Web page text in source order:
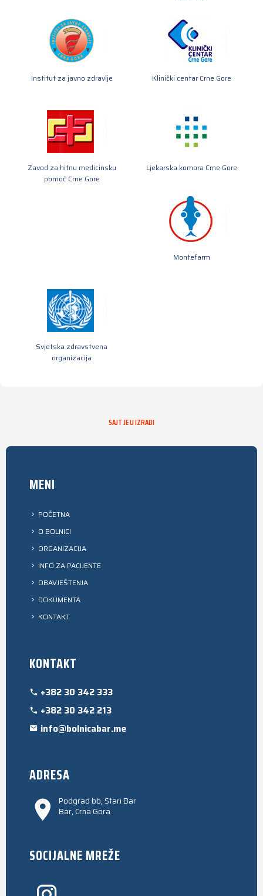
Institut za javno zdravlje Klinički centar Crne Gore
Zavod za hitnu medicinsku
pomoć Crne Gore
Ljekarska komora Crne Gore
Montefarm
Svjetska zdravstvena
organizacija
SAJT JE U IZRADI
MENI
POČETNA
O BOLNICI
ORGANIZACIJA
INFO ZA PACIJENTE
OBAVJEŠTENJA
DOKUMENTA
KONTAKT
KONTAKT
+382 30 342 333
+382 30 342 213
info@bolnicabar.me
ADRESA
Podgrad bb, Stari Bar
Bar, Crna Gora
SOCIJALNE MREŽE